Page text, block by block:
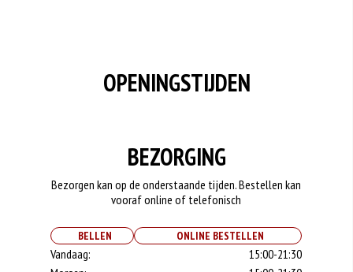
OPENINGSTIJDEN
BEZORGING
Bezorgen kan op de onderstaande tijden. Bestellen kan
vooraf online of telefonisch
BELLEN ONLINE BESTELLEN
Vandaag:
15:00-21:30